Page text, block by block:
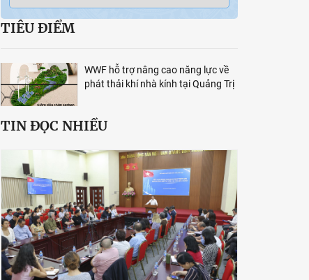
TIÊU ĐIỂM
WWF hỗ trợ nâng cao năng lực về
phát thải khí nhà kính tại Quảng Trị
TIN ĐỌC NHIỀU